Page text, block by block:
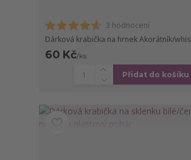
3 hodnocení
Dárková krabička na hrnek Akorátník/
60 Kč/ks
Přidat do košíku